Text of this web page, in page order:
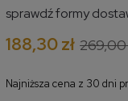
Cena nie
sprawdź formy
188,30 zł 269,00
Najniższa cena z 30 dni